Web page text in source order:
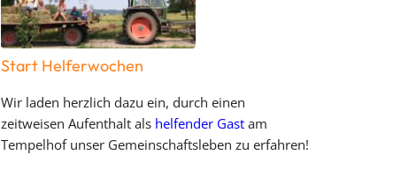
Start Helferwochen
Wir laden herzlich dazu ein, durch einen
zeitweisen Aufenthalt als helfender Gast am
Tempelhof unser Gemeinschaftsleben zu erfahren!